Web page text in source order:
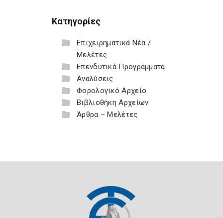
Κατηγορίες
Επιχειρηματικά Νέα /
Μελέτες
Επενδυτικά Προγράμματα
Αναλύσεις
Φορολογικό Αρχείο
Βιβλιοθήκη Αρχείων
Άρθρα – Μελέτες